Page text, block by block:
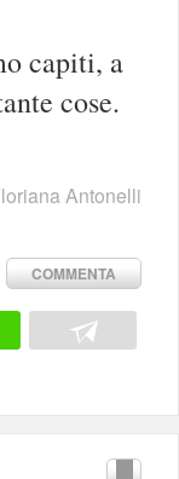
capiti, a
cose.
Antonelli
COMMENTA